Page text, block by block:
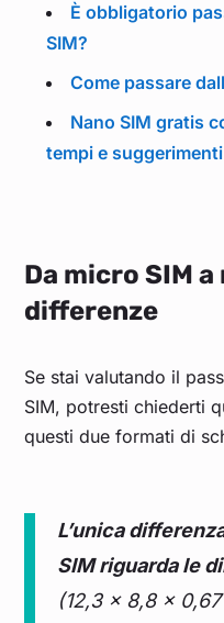
È obbligatorio
SIM?
Come passare
Nano SIM gratis
tempi e
Da micro SIM
differenze
Se stai valutando il
SIM, potresti chiederti
questi due formati di
L’unica
SIM riguarda le
(12,3 x 8,8 x